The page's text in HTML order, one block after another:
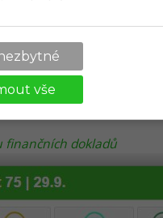
kdy reálně vznikl. To
situace řeší, záznamy
budou lišit.)
list. Dodací list je
dokladů, rovněž
i doklad v prodeji.
finančních dokladů
vše